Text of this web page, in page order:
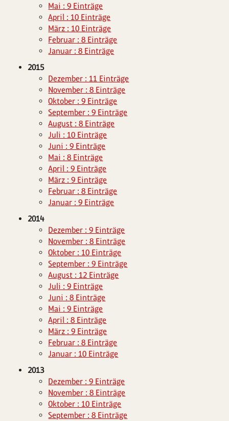
Mai : 9 Einträge
April : 10 Einträge
März : 10 Einträge
Februar : 8 Einträge
Januar : 8 Einträge
2015
Dezember : 11 Einträge
November : 8 Einträge
Oktober : 9 Einträge
September : 9 Einträge
August : 8 Einträge
Juli : 10 Einträge
Juni : 9 Einträge
Mai : 8 Einträge
April : 9 Einträge
März : 9 Einträge
Februar : 8 Einträge
Januar : 9 Einträge
2014
Dezember : 9 Einträge
November : 8 Einträge
Oktober : 10 Einträge
September : 9 Einträge
August : 12 Einträge
Juli : 9 Einträge
Juni : 8 Einträge
Mai : 9 Einträge
April : 8 Einträge
März : 9 Einträge
Februar : 8 Einträge
Januar : 10 Einträge
2013
Dezember : 9 Einträge
November : 8 Einträge
Oktober : 10 Einträge
September : 8 Einträge